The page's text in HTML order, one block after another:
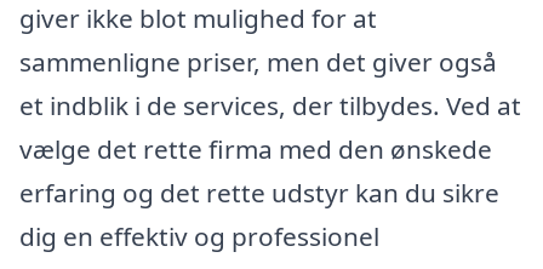
giver ikke blot mulighed for at
sammenligne priser, men det giver også
et indblik i de services, der tilbydes. Ved at
vælge det rette firma med den ønskede
erfaring og det rette udstyr kan du sikre
dig en effektiv og professionel